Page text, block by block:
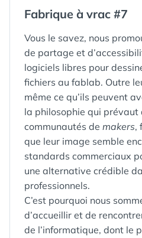
Fabrique à vrac #7
Vous le savez, nous
de partage et
logiciels libres pour
fichiers au fablab. Outre
même ce qu’ils peuvent
la philosophie qui prévaut
communautés de makers,
que leur image semble
standards commerciaux
une alternative crédible
professionnels.
C’est pourquoi nous
d’accueillir et de
de l’informatique, dont le